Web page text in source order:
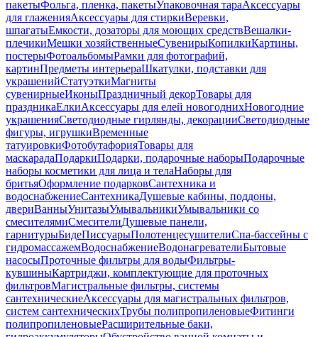
пакетыФольга, пленка, пакетыУпаковочная тараАксессуары
для глаженияАксессуары для стиркиВеревки,
шпагатыЕмкости, дозаторы для моющих средствВешалки-
плечикиМешки хозяйственныеСувенирыКопилкиКартины,
постерыФотоальбомыРамки для фотографий,
картинПредметы интерьераШкатулки, подставки для
украшенийСтатуэткиМагниты
сувенирныеИконыПраздничный декорТовары для
праздникаЕлкиАксессуары для елей новогоднихНовогодние
украшенияСветодиодные гирлянды, декорацииСветодиодные
фигуры, игрушкиВременные
татуировкиФотобутафорияТовары для
маскарадаПодаркиПодарки, подарочные наборыПодарочные
наборы косметики для лица и телаНаборы для
бритьяОформление подарковСантехника и
водоснабжениеСантехникаДушевые кабины, поддоны,
двериВанныУнитазыУмывальникиУмывальники со
смесителямиСмесителиДушевые панели,
гарнитурыБидеПиссуарыПолотенцесушителиСпа-бассейны с
гидромассажемВодоснабжениеВодонагревателиБытовые
насосыПроточные фильтры для водыФильтры-
кувшиныКартриджи, комплектующие для проточных
фильтровМагистральные фильтры, системы
сантехническиеАксессуары для магистральных фильтров,
систем сантехническихТрубы полипропиленовыеФитинги
полипропиленовыеРасширительные баки,